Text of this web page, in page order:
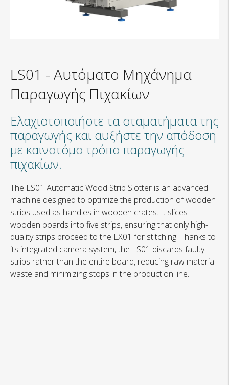
LS01 - Αυτόματο Μηχάνημα
Παραγωγής Πιχακίων
Ελαχιστοποιήστε τα σταματήματα της
παραγωγής και αυξήστε την απόδοση
με καινοτόμο τρόπο παραγωγής
πιχακίων.
The LS01 Automatic Wood Strip Slotter is an advanced
machine designed to optimize the production of wooden
strips used as handles in wooden crates. It slices
wooden boards into five strips, ensuring that only high-
quality strips proceed to the LX01 for stitching. Thanks to
its integrated camera system, the LS01 discards faulty
strips rather than the entire board, reducing raw material
waste and minimizing stops in the production line.